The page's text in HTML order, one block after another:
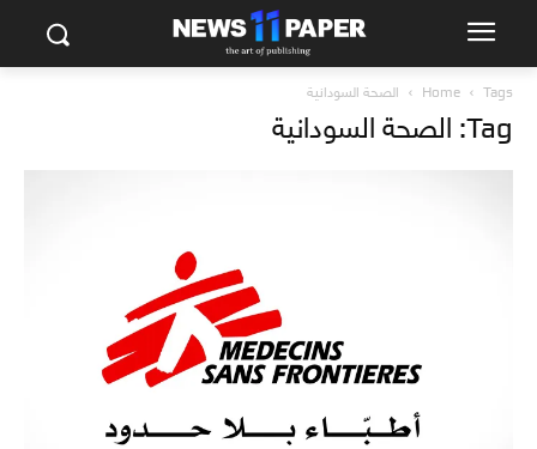
Home Tags الصحة السودانية
Tag: الصحة السودانية